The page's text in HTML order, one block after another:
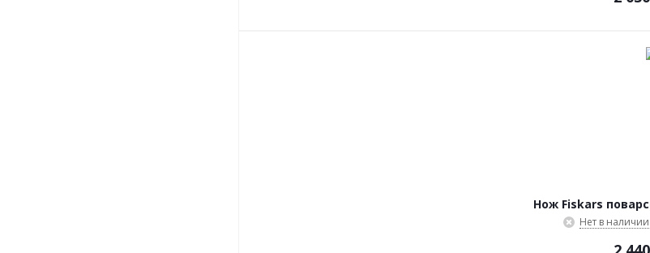
Нож Fiskars
Нет в наличии